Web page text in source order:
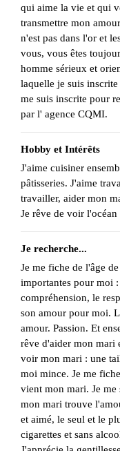
qui aime la vie et qui
transmettre mon
n'est pas dans l'or et
vous, vous êtes
homme sérieux et
laquelle je suis
me suis inscrite pour
par l' agence CQMI.
Hobby et Intérêts
J'aime cuisiner
pâtisseries. J'aime
travailler, aider mon
Je rêve de voir l'océan
Je recherche...
Je me fiche de l'âge
importantes pour moi
compréhension, le
son amour pour moi.
amour. Passion. Et
rêve d'aider mon mari
voir mon mari : une
moi mince. Je me
vient mon mari. Je me
mon mari trouve
et aimé, le seul et le
cigarettes et sans